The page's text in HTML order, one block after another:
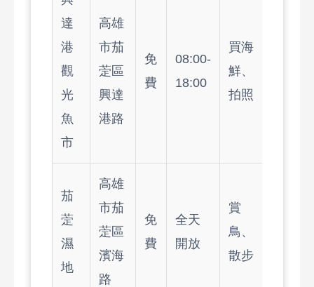
達
港
觀
光
魚
市
高雄
市茄
萣區
興達
港路
免
費
08:00-
18:00
買海
鮮、
拍照
茄
萣
濕
地
高雄
市茄
萣區
濱海
路
免
費
全天
開放
賞
鳥、
散步